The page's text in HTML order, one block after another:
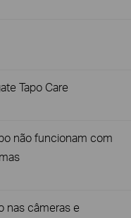
Tapo Care
não funcionam com
nas câmeras e